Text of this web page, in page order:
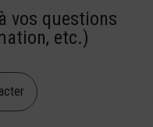
vos questions
etc.)